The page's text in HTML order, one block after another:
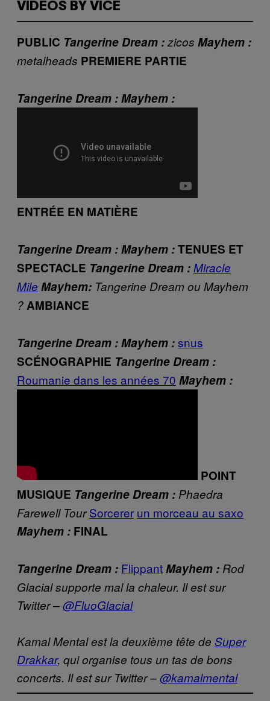
VIDEOS BY VICE
PUBLIC Tangerine Dream :zicos Mayhem :
metalheads PREMIERE PARTIE
Tangerine Dream :Mayhem :
ENTRÉE EN MATIÈRE
Tangerine Dream :Mayhem :TENUES ET
SPECTACLE Tangerine Dream :Miracle
Mile Mayhem: Tangerine Dream ou Mayhem
?AMBIANCE
Tangerine Dream :Mayhem :snus
SCÉNOGRAPHIE Tangerine Dream :
Roumanie dans les années 70 Mayhem :
POINT
MUSIQUE Tangerine Dream : Phaedra
Farewell Tour Sorcerer un morceau au saxo
Mayhem : FINAL
Tangerine Dream : FlippantMayhem : Rod
Glacial supporte mal la chaleur. Il est sur
Twitter –@FluoGlacial
Kamal Mental est la deuxième tête de Super
Drakkar, qui organise tous un tas de bons
concerts. Il est sur Twitter –@kamalmental